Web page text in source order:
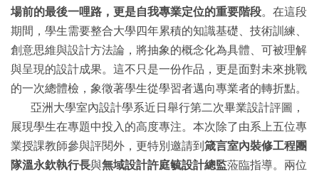
場前的最後一哩路，更是自我專業定位的重要階段。在這段
期間，學生需要整合大學四年累積的知識基礎、技術訓練、
創意思維與設計方法論，將抽象的概念化為具體、可被理解
與呈現的設計成果。這不只是一份作品，更是面對未來挑戰
的一次總體檢，象徵著學生從學習者邁向專業者的轉折點。
亞洲大學室內設計學系近日舉行第二次畢業設計評圖，
展現學生在專題中投入的高度專注。本次除了由系上五位專
業授課教師參與評閱外，更特別邀請到 箴言室內裝修工程團
隊溫永欽執行長與無域設計許庭毓設計總監蒞臨指導。兩位